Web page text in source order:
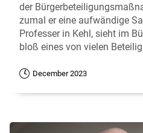
der
zumal er eine aufwändige
Professer in Kehl, sieht im
bloß eines von vielen
December 2023